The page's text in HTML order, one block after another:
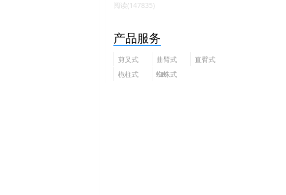
阅读(147835)
产品服务
剪叉式
高空作
业平台
曲臂式
高空作
业平台
直臂式
桅柱式
蜘蛛式